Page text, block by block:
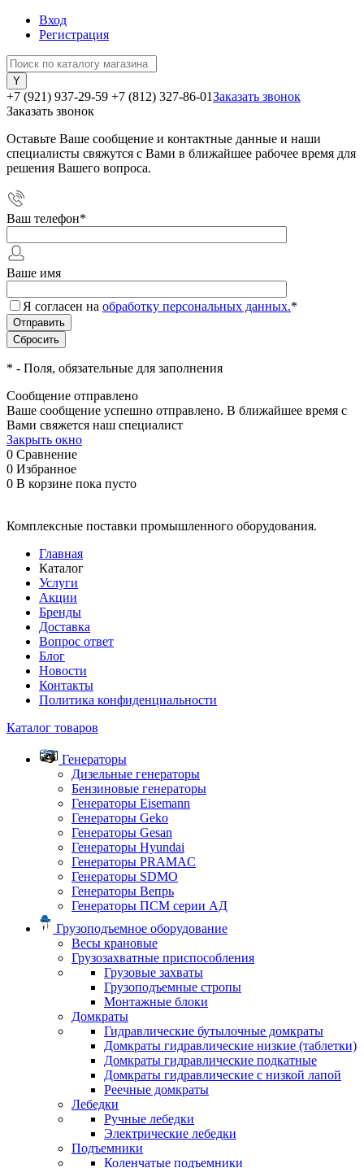
Вход
Регистрация
+7 (921) 937-29-59 +7 (812) 327-86-01Заказать звонок
Заказать звонок
Оставьте Ваше сообщение и контактные данные и наши
специалисты свяжутся с Вами в ближайшее рабочее время для
решения Вашего вопроса.
Ваш телефон*
Ваше имя
Я согласен на обработку персональных данных.*
* - Поля, обязательные для заполнения
Сообщение отправлено
Ваше сообщение успешно отправлено. В ближайшее время с
Вами свяжется наш специалист
Закрыть окно
0 Сравнение
0 Избранное
0 В корзине пока пусто
Комплексные поставки промышленного оборудования.
Главная
Каталог
Услуги
Акции
Бренды
Доставка
Вопрос ответ
Блог
Новости
Контакты
Политика конфиденциальности
Каталог товаров
Генераторы
Дизельные генераторы
Бензиновые генераторы
Генераторы Eisemann
Генераторы Geko
Генераторы Gesan
Генераторы Hyundai
Генераторы PRAMAC
Генераторы SDMO
Генераторы Вепрь
Генераторы ПСМ серии АД
Грузоподъемное оборудование
Весы крановые
Грузозахватные приспособления
Грузовые захваты
Грузоподъемные стропы
Монтажные блоки
Домкраты
Гидравлические бутылочные домкраты
Домкраты гидравлические низкие (таблетки)
Домкраты гидравлические подкатные
Домкраты гидравлические с низкой лапой
Реечные домкраты
Лебедки
Ручные лебедки
Электрические лебедки
Подъемники
Коленчатые подъемники